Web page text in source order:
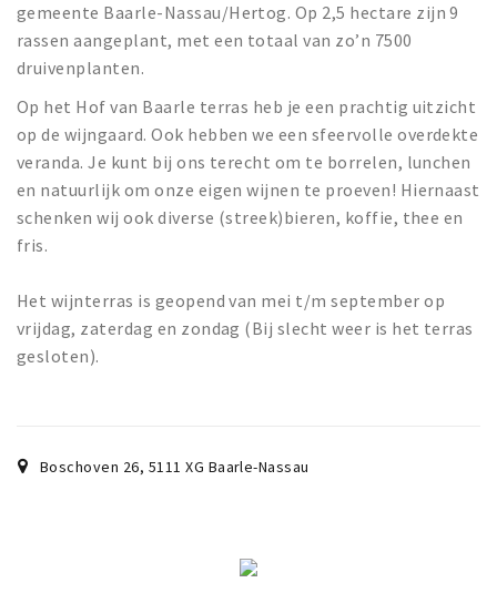
Enclaves
Musea, theaters & podia
Fietsroutes
Wandelroutes
Natuurgebieden
De Grensvallei
Partner worden
Inloggen
gemeente Baarle-Nassau/Hertog. Op 2,5 hectare zijn 9
rassen aangeplant, met een totaal van zo’n 7500
druivenplanten.
Op het Hof van Baarle terras heb je een prachtig uitzicht
op de wijngaard. Ook hebben we een sfeervolle overdekte
veranda. Je kunt bij ons terecht om te borrelen, lunchen
en natuurlijk om onze eigen wijnen te proeven! Hiernaast
schenken wij ook diverse (streek)bieren, koffie, thee en
fris.
Het wijnterras is geopend van mei t/m september op
vrijdag, zaterdag en zondag (Bij slecht weer is het terras
gesloten).
Boschoven 26, 5111 XG Baarle-Nassau